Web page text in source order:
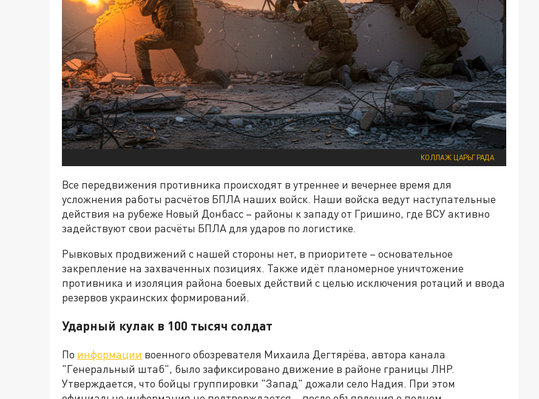
КОЛЛАЖ ЦАРЬГРАДА
Все передвижения противника происходят в утреннее и вечернее время для
усложнения работы расчётов БПЛА наших войск. Наши войска ведут наступательные
действия на рубеже Новый Донбасс – районы к западу от Гришино, где ВСУ активно
задействуют свои расчёты БПЛА для ударов по логистике.
Рывковых продвижений с нашей стороны нет, в приоритете – основательное
закрепление на захваченных позициях. Также идёт планомерное уничтожение
противника и изоляция района боевых действий с целью исключения ротаций и ввода
резервов украинских формирований.
Ударный кулак в 100 тысяч солдат
По информации военного обозревателя Михаила Дегтярёва, автора канала
"Генеральный штаб", было зафиксировано движение в районе границы ЛНР.
Утверждается, что бойцы группировки "Запад" дожали село Надия. При этом